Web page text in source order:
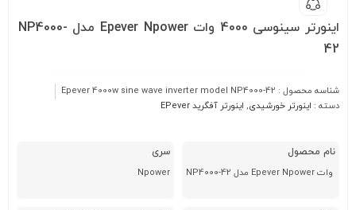
اینورتر سینوسی 4000 وات Epever Npower مدل NP4000-
42
شناسه محصول : Epever 4000w sine wave inverter model NP4000-42
دسته : اینورتر خورشیدی, اینورتر آفگرید EPever
نام محصول
سری
Npower